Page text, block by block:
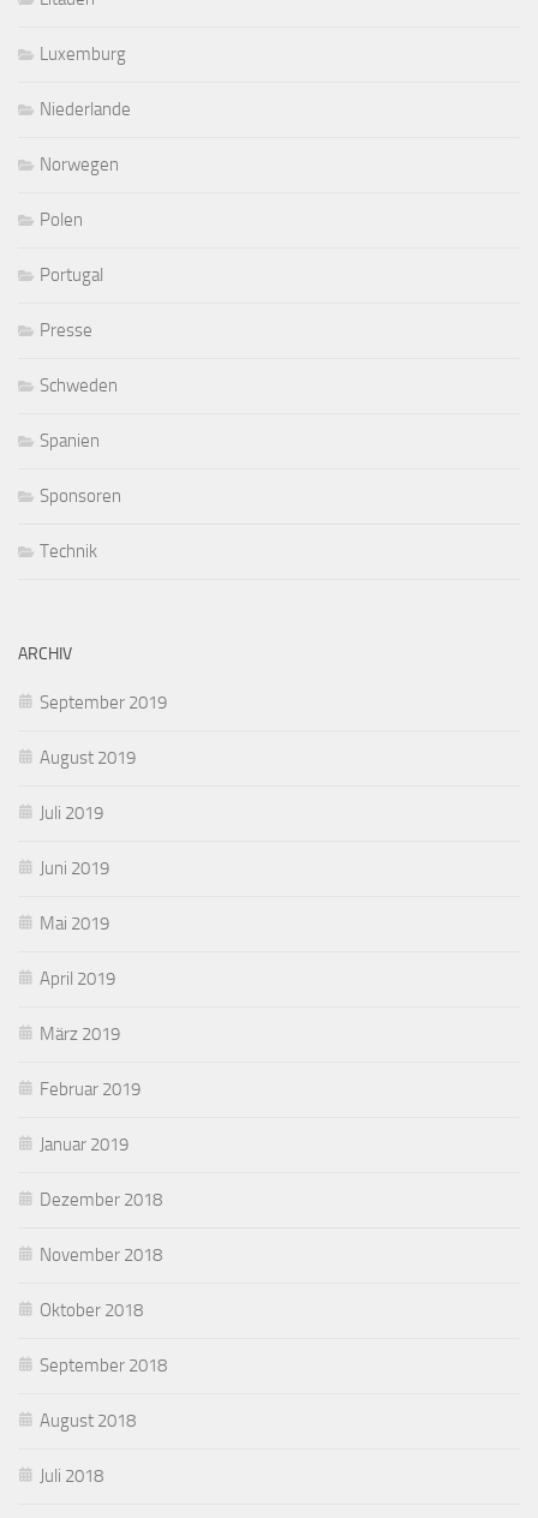
Luxemburg
Niederlande
Norwegen
Polen
Portugal
Presse
Schweden
Spanien
Sponsoren
Technik
ARCHIV
September 2019
August 2019
Juli 2019
Juni 2019
Mai 2019
April 2019
März 2019
Februar 2019
Januar 2019
Dezember 2018
November 2018
Oktober 2018
September 2018
August 2018
Juli 2018